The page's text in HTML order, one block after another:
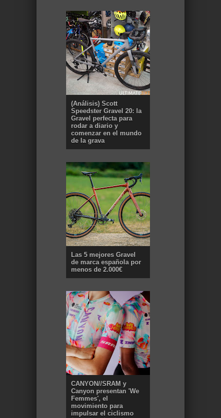
(Análisis) Scott
Speedster Gravel 20: la
Gravel perfecta para
rodar a diario y
comenzar en el mundo
de la grava
Las 5 mejores Gravel
de marca española por
menos de 2.000€
CANYON//SRAM y
Canyon presentan 'We
Femmes', el
movimiento para
impulsar el ciclismo